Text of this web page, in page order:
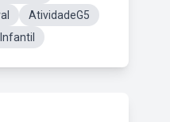
AtividadeG5